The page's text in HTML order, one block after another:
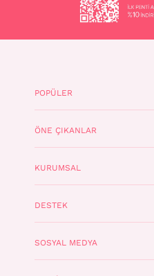
kullanılabilir. Pembe pijama
da uykuya rahatça dalmak için
tasarımlarıyla ön plana
takımları cildinizde de yumuşak
görünüm sunmaktadır. Sade ve
detayların yanı sıra Penti’nin
POPÜLER
ÖNE ÇIKANLAR
KURUMSAL
DESTEK
SOSYAL MEDYA